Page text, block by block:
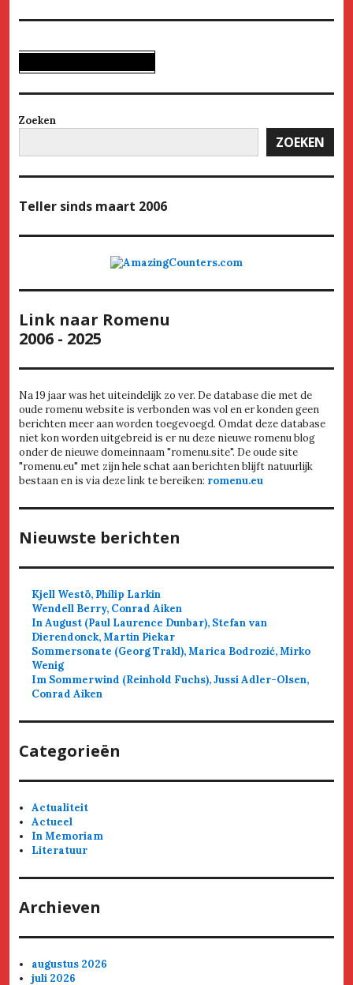
Zoeken
ZOEKEN
Teller sinds maart 2006
Link naar Romenu
2006 - 2025
Na 19 jaar was het uiteindelijk zo ver. De database die met de
oude romenu website is verbonden was vol en er konden geen
berichten meer aan worden toegevoegd. Omdat deze database
niet kon worden uitgebreid is er nu deze nieuwe romenu blog
onder de nieuwe domeinnaam "romenu.site". De oude site
"romenu.eu" met zijn hele schat aan berichten blijft natuurlijk
bestaan en is via deze link te bereiken: romenu.eu
Nieuwste berichten
Kjell Westö, Philip Larkin
Wendell Berry, Conrad Aiken
In August (Paul Laurence Dunbar), Stefan van
Dierendonck, Martin Piekar
Sommersonate (Georg Trakl), Marica Bodrozić, Mirko
Wenig
Im Sommerwind (Reinhold Fuchs), Jussi Adler-Olsen,
Conrad Aiken
Categorieën
Actualiteit
Actueel
In Memoriam
Literatuur
Archieven
augustus 2026
juli 2026